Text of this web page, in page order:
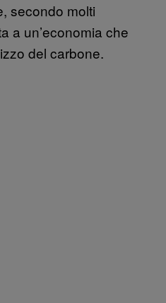
secondo molti
a un’economia che
del carbone.